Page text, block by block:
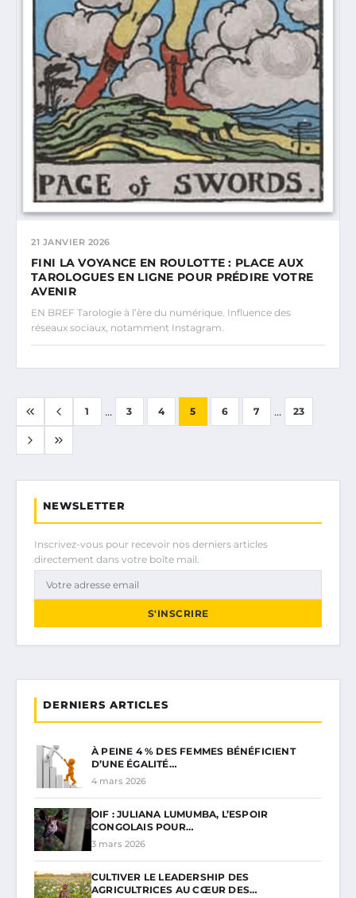
21 JANVIER 2026
FINI LA VOYANCE EN ROULOTTE : PLACE AUX
TAROLOGUES EN LIGNE POUR PRÉDIRE VOTRE
AVENIR
EN BREF Tarologie à l’ère du numérique. Influence des
réseaux sociaux, notamment Instagram.
1 ... 3 4 5 6 7 ... 23
NEWSLETTER
Inscrivez-vous pour recevoir nos derniers articles
directement dans votre boîte mail.
S'INSCRIRE
DERNIERS ARTICLES
À PEINE 4 % DES FEMMES BÉNÉFICIENT
D’UNE ÉGALITÉ…
4 mars 2026
OIF : JULIANA LUMUMBA, L’ESPOIR
CONGOLAIS POUR…
3 mars 2026
CULTIVER LE LEADERSHIP DES
AGRICULTRICES AU CŒUR DES…